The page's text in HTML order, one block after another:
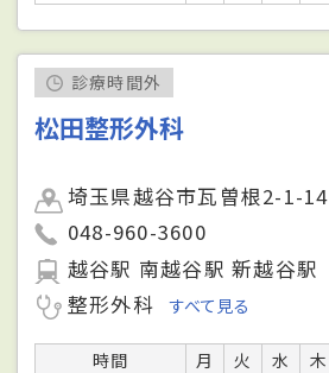
診療時間外
松田整形外科
埼玉県越谷市瓦曽根2-1-14
048-960-3600
越谷駅 南越谷駅 新越谷駅
整形外科
すべて見る
時間 月 火 水 木